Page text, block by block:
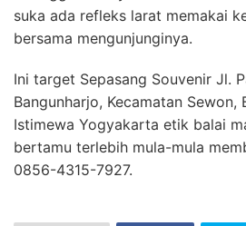
suka ada refleks larat memakai
bersama mengunjunginya.
Ini target Sepasang Souvenir Jl.
Bangunharjo, Kecamatan Sewon,
Istimewa Yogyakarta etik balai
bertamu terlebih mula-mula
0856-4315-7927.